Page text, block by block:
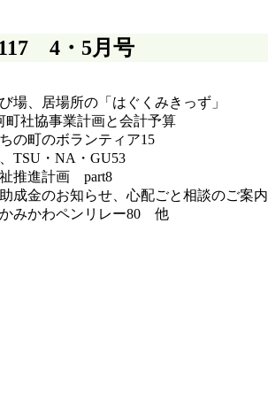
4・5月号
居場所の「はぐくみきっず」
社協事業計画と会計予算
の町のボランティア15
TSU・NA・GU53
推進計画 part8
成金のお知らせ、心配ごと相談のご案内
みかわペンリレー80 他